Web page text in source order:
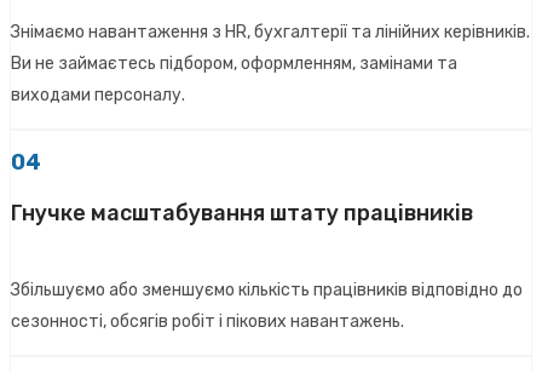
Знімаємо навантаження з HR, бухгалтерії та лінійних керівників.
Ви не займаєтесь підбором, оформленням, замінами та
виходами персоналу.
04
Гнучке масштабування штату працівників
Збільшуємо або зменшуємо кількість працівників відповідно до
сезонності, обсягів робіт і пікових навантажень.